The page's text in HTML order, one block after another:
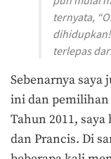
ternyata,
terlepas
Sebenarnya
ini dan pemilihan
Tahun 2011,
dan Prancis. Di